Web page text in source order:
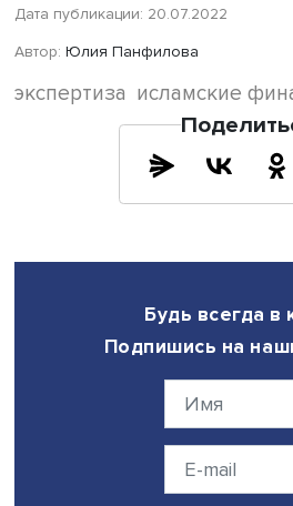
исламского (взаимного)
устранению ряда барьеров,
требованиями к активам для
(которые сегодня
процентных финансовых
Во-вторых, нужно, чтобы при
банки, отличается от рисков
Наконец, важно, чтобы новый
направлен на решение
зарегламентированности.
— Как вы оцените шансы на
банкинга в России, в том
средств из-за рубежа?